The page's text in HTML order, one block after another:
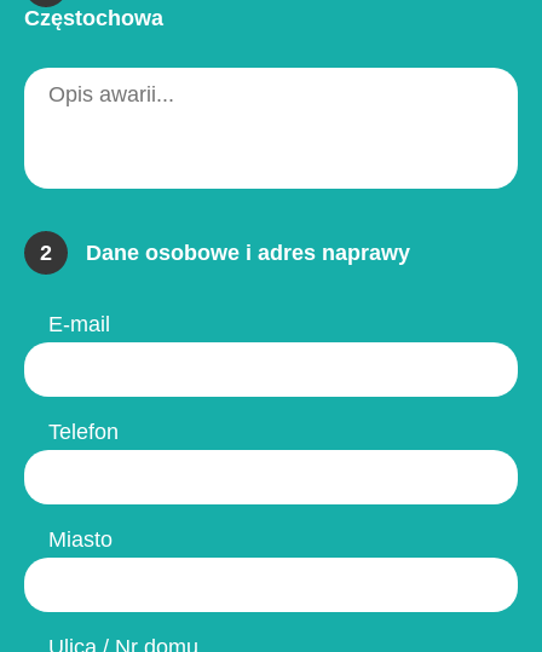
Częstochowa
2 Dane osobowe i adres naprawy
E-mail
Telefon
Miasto